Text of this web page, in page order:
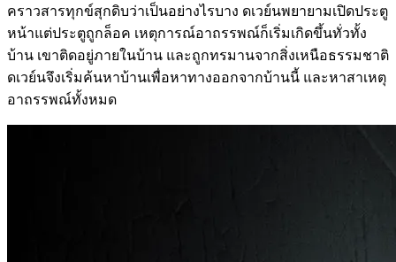
คราวสารทุกข์สุกดิบว่าเป็นอย่างไรบาง ดเวย์นพยายามเปิดประตู
หน้าแต่ประตูถูกล็อค เหตุการณ์อาถรรพณ์ก็เริ่มเกิดขึ้นทั่วทั้ง
บ้าน เขาติดอยู่ภายในบ้าน และถูกทรมานจากสิ่งเหนือธรรมชาติ
ดเวย์นจึงเริ่มค้นหาบ้านเพื่อหาทางออกจากบ้านนี้ และหาสาเหตุ
อาถรรพณ์ทั้งหมด